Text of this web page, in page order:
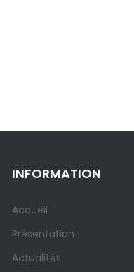
INFORMATION
Accueil
Présentation
Actualités